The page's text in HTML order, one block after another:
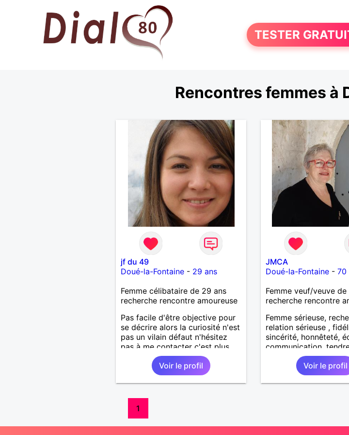
TESTER
Rencontres femmes à
jf du 49
Doué-la-Fontaine- 29 ans
Femme célibataire de 29 ans
recherche rencontre amoureuse
Pas facile d'être objective pour
se décrire alors la curiosité n'est
pas un vilain défaut n'hésitez
pas à me contacter c'est plus
sympa pour faire connaissance.
Voir le profil
JMCA
Doué-la-Fontaine- 70
Femme veuf/veuve de
recherche rencontre
Femme sérieuse,
relation sérieuse ,
sincérité, honnêteté,
communication,
Voir le profil
1